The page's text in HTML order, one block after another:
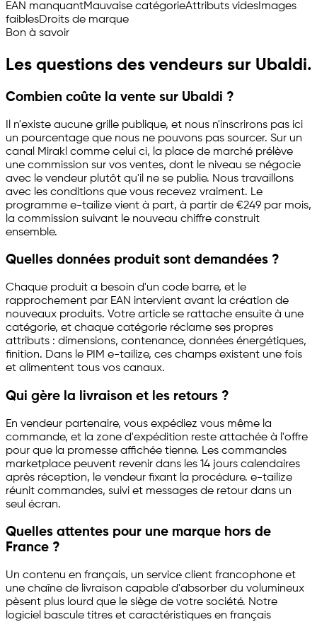
EAN manquantMauvaise catégorieAttributs vides Images
faiblesDroits de marque
Bon à savoir
Les questions des vendeurs sur Ubaldi.
Combien coûte la vente sur Ubaldi ?
Il n'existe aucune grille publique, et nous n'inscrirons pas ici
un pourcentage que nous ne pouvons pas sourcer. Sur un
canal Mirakl comme celui ci, la place de marché prélève
une commission sur vos ventes, dont le niveau se négocie
avec le vendeur plutôt qu'il ne se publie. Nous travaillons
avec les conditions que vous recevez vraiment. Le
programme e-tailize vient à part, à partir de €249 par mois,
la commission suivant le nouveau chiffre construit
ensemble.
Quelles données produit sont demandées ?
Chaque produit a besoin d'un code barre, et le
rapprochement par EAN intervient avant la création de
nouveaux produits. Votre article se rattache ensuite à une
catégorie, et chaque catégorie réclame ses propres
attributs : dimensions, contenance, données énergétiques,
finition. Dans le PIM e-tailize, ces champs existent une fois
et alimentent tous vos canaux.
Qui gère la livraison et les retours ?
En vendeur partenaire, vous expédiez vous même la
commande, et la zone d'expédition reste attachée à l'offre
pour que la promesse affichée tienne. Les commandes
marketplace peuvent revenir dans les 14 jours calendaires
après réception, le vendeur fixant la procédure. e-tailize
réunit commandes, suivi et messages de retour dans un
seul écran.
Quelles attentes pour une marque hors de
France ?
Un contenu en français, un service client francophone et
une chaîne de livraison capable d'absorber du volumineux
pèsent plus lourd que le siège de votre société. Notre
logiciel bascule titres et caractéristiques en français